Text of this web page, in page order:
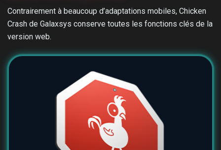
Contrairement à beaucoup d’adaptations mobiles, Chicken
Crash de Galaxsys conserve toutes les fonctions clés de la
version web.